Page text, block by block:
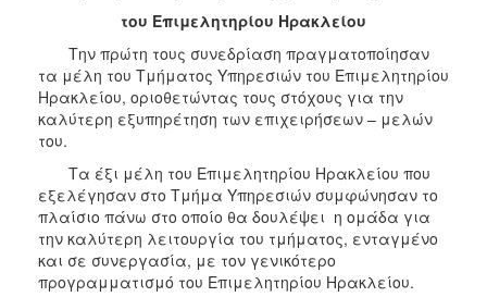
2017
2016
2015
2012
ΔΗΜΟΣ
του Επιμελητηρίου Ηρακλείου
Την πρώτη τους συνεδρίαση πραγματοποίησαν
τα μέλη του Τμήματος Υπηρεσιών του Επιμελητηρίου
Ηρακλείου, οριοθετώντας τους στόχους για την
καλύτερη εξυπηρέτηση των επιχειρήσεων – μελών
του.
Τα έξι μέλη του Επιμελητηρίου Ηρακλείου που
εξελέγησαν στο Τμήμα Υπηρεσιών συμφώνησαν το
πλαίσιο πάνω στο οποίο θα δουλέψει η ομάδα για
την καλύτερη λειτουργία του τμήματος, ενταγμένο
και σε συνεργασία, με τον γενικότερο
προγραμματισμό του Επιμελητηρίου Ηρακλείου.